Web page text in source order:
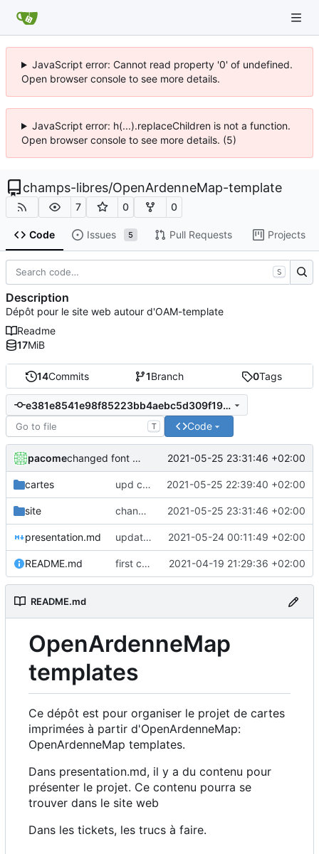
JavaScript error: Cannot read property '0' of undefined.
Open browser console to see more details.
JavaScript error: h(...).replaceChildren is not a function.
Open browser console to see more details. (5)
champs-libres/OpenArdenneMap-template
7 0 0
Code Issues 5 Pull Requests Projects
14Commits 1Branch 0Tags
e381e8541e98f85223bb4aebc5d309f19d5e17b9
T Code
pacome changed font for general text and added mobile style 2021-05-25 23:31:46 +02:00
cartes upd cartes templates 2021-05-25 22:39:40 +02:00
site changed font for general text and added mobile style 2021-05-25 23:31:46 +02:00
presentation.md updated site web with better design and content 2021-05-24 00:11:49 +02:00
README.md first commit 2021-04-19 21:29:36 +02:00
README.md
OpenArdenneMap
templates
Ce dépôt est pour organiser le projet de cartes
imprimées à partir d'OpenArdenneMap:
OpenArdenneMap templates.
Dans presentation.md, il y a du contenu pour
présenter le projet. Ce contenu pourra se
trouver dans le site web
Dans les tickets, les trucs à faire.
S
Description
Dépôt pour le site web autour d'OAM-template
Readme
17MiB